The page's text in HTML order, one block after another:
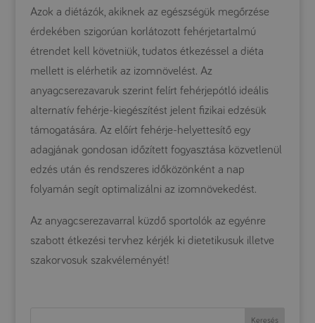
Azok a diétázók, akiknek az egészségük megőrzése
érdekében szigorúan korlátozott fehérjetartalmú
étrendet kell követniük, tudatos étkezéssel a diéta
mellett is elérhetik az izomnövelést. Az
anyagcserezavaruk szerint felírt fehérjepótló ideális
alternatív fehérje-kiegészítést jelent fizikai edzésük
támogatására. Az előírt fehérje-helyettesítő egy
adagjának gondosan időzített fogyasztása közvetlenül
edzés után és rendszeres időközönként a nap
folyamán segít optimalizálni az izomnövekedést.
Az anyagcserezavarral küzdő sportolók az egyénre
szabott étkezési tervhez kérjék ki dietetikusuk illetve
szakorvosuk szakvéleményét!